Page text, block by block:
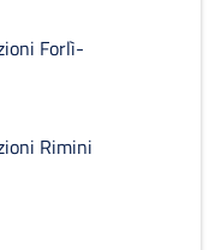
Forlì-
Rimini